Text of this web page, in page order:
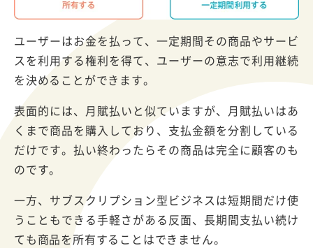
ユーザーはお金を払って、一定期間その商品やサービ
スを利用する権利を得て、ユーザーの意志で利用継続
を決めることができます。
表面的には、月賦払いと似ていますが、月賦払いはあ
くまで商品を購入しており、支払金額を分割している
だけです。払い終わったらその商品は完全に顧客のも
のです。
一方、サブスクリプション型ビジネスは短期間だけ使
うこともできる手軽さがある反面、長期間支払い続け
ても商品を所有することはできません。